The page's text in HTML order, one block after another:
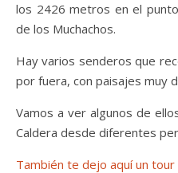
los 2426 metros en el
de los Muchachos.
Hay varios senderos que
por fuera, con paisajes muy
Vamos a ver algunos de
Caldera desde diferentes
También te dejo aquí un tour